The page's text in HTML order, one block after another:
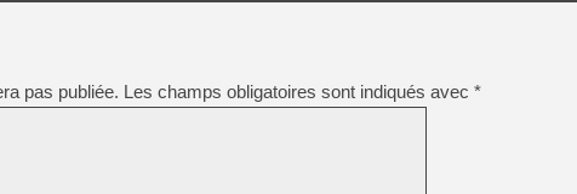
[LS] [PS5] ps5-y2jb-
[GK] Pourquoi Marvel
[GK] Test : Restory : Chill
[GK] GTA 6 : Rockstar
[GK] Hot Wheels Infinite
[GK] Mémoire cash -
[GK] Résultats Nintendo :
pas publiée. Les champs obligatoires sont indiqués avec *